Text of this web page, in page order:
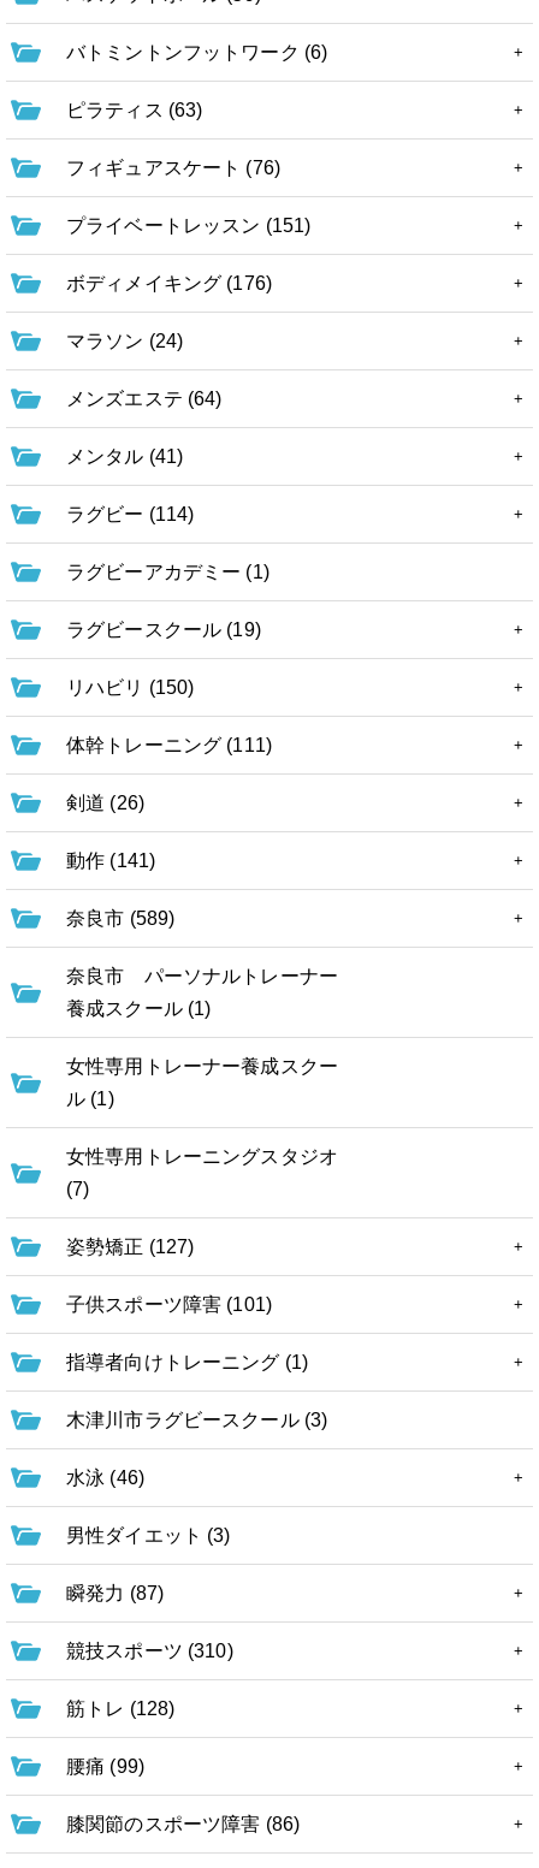
バトミントンフットワーク (6)
ピラティス (63)
フィギュアスケート (76)
プライベートレッスン (151)
ボディメイキング (176)
マラソン (24)
メンズエステ (64)
メンタル (41)
ラグビー (114)
ラグビーアカデミー (1)
ラグビースクール (19)
リハビリ (150)
体幹トレーニング (111)
剣道 (26)
動作 (141)
奈良市 (589)
奈良市 パーソナルトレーナー
養成スクール (1)
女性専用トレーナー養成スクー
ル (1)
女性専用トレーニングスタジオ
(7)
姿勢矯正 (127)
子供スポーツ障害 (101)
指導者向けトレーニング (1)
木津川市ラグビースクール (3)
水泳 (46)
男性ダイエット (3)
瞬発力 (87)
競技スポーツ (310)
筋トレ (128)
腰痛 (99)
膝関節のスポーツ障害 (86)